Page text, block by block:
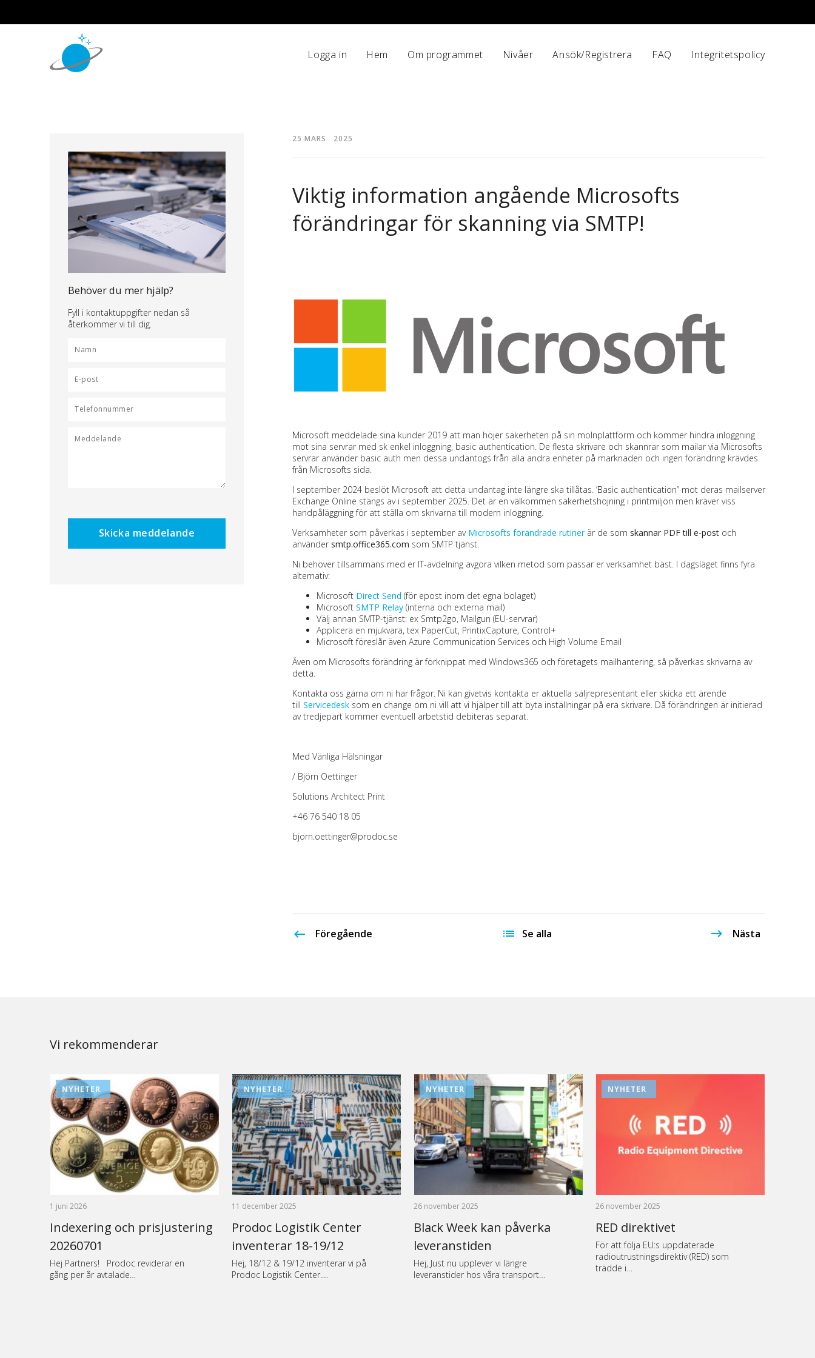
Logga in Hem Om programmet Nivåer Ansök/Registrera FAQ Integritetspolicy
Behöver du mer hjälp?
Fyll i kontaktuppgifter nedan så
återkommer vi till dig.
25 MARS 2025
Viktig information angående Microsofts
förändringar för skanning via SMTP!
Microsoft meddelade sina kunder 2019 att man höjer säkerheten på sin molnplattform och kommer hindra inloggning
mot sina servrar med sk enkel inloggning, basic authentication. De flesta skrivare och skannrar som mailar via Microsofts
servrar använder basic auth men dessa undantogs från alla andra enheter på marknaden och ingen förändring krävdes
från Microsofts sida.
I september 2024 beslöt Microsoft att detta undantag inte längre ska tillåtas. ’Basic authentication” mot deras mailserver
Exchange Online stängs av i september 2025. Det är en välkommen säkerhetshöjning i printmiljön men kräver viss
handpåläggning för att ställa om skrivarna till modern inloggning.
Verksamheter som påverkas i september av Microsofts förändrade rutinerär de som skannar PDF till e-post och
använder smtp.office365.com som SMTP tjänst.
Ni behöver tillsammans med er IT-avdelning avgöra vilken metod som passar er verksamhet bäst. I dagsläget finns fyra
alternativ:
Microsoft Direct Send (för epost inom det egna bolaget)
Microsoft SMTP Relay (interna och externa mail)
Välj annan SMTP-tjänst: ex Smtp2go, Mailgun (EU-servrar)
Applicera en mjukvara, tex PaperCut, PrintixCapture, Control+
Microsoft föreslår även Azure Communication Services och High Volume Email
Även om Microsofts förändring är förknippat med Windows365 och företagets mailhantering, så påverkas skrivarna av
detta.
Kontakta oss gärna om ni har frågor. Ni kan givetvis kontakta er aktuella säljrepresentant eller skicka ett ärende
till Servicedesk som en change om ni vill att vi hjälper till att byta inställningar på era skrivare. Då förändringen är initierad
av tredjepart kommer eventuell arbetstid debiteras separat.
Med Vänliga Hälsningar
/ Björn Oettinger
Solutions Architect Print
+46 76 540 18 05
bjorn.oettinger@prodoc.se
Föregående Se alla Nästa
Vi rekommenderar
NYHETER
1 juni 2026
Indexering och prisjustering
20260701
Hej Partners! Prodoc reviderar en
gång per år avtalade…
NYHETER
11 december 2025
Prodoc Logistik Center
inventerar 18-19/12
Hej, 18/12 & 19/12 inventerar vi på
Prodoc Logistik Center.…
NYHETER
26 november 2025
Black Week kan påverka
leveranstiden
Hej, Just nu upplever vi längre
leveranstider hos våra transport…
NYHETER
26 november 2025
RED direktivet
För att följa EU:s uppdaterade
radioutrustningsdirektiv (RED) som
trädde i…